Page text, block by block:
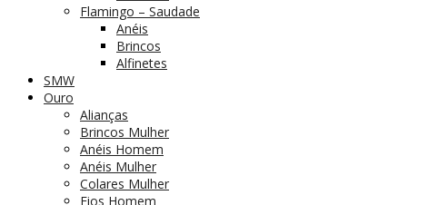
Flamingo – Saudade
Anéis
Brincos
Alfinetes
SMW
Ouro
Alianças
Brincos Mulher
Anéis Homem
Anéis Mulher
Colares Mulher
Fios Homem